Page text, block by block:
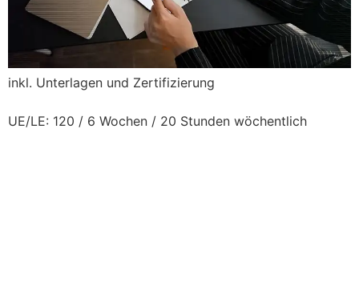
inkl. Unterlagen und Zertifizierung
UE/LE: 120 / 6 Wochen / 20 Stunden wöchentlich